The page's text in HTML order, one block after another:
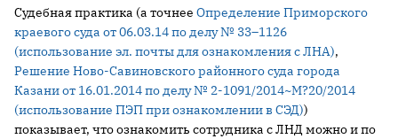
Судебная практика (а точнее Определение Приморского
краевого суда от 06.03.14 по делу № 33–1126
(использование эл. почты для ознакомления с ЛНА),
Решение Ново-Савиновского районного суда города
Казани от 16.01.2014 по делу № 2-1091/2014~М?20/2014
(использование ПЭП при ознакомлении в СЭД))
показывает, что ознакомить сотрудника с ЛНД можно и по